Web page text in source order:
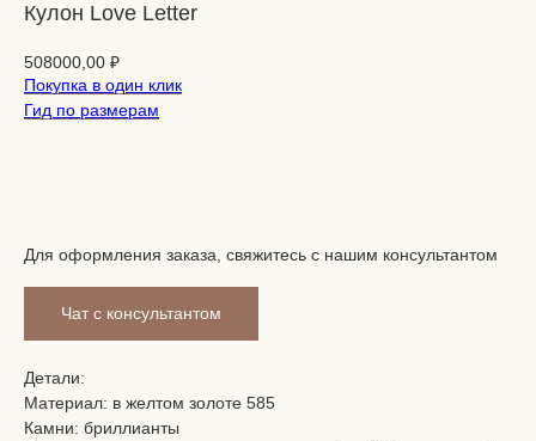
Кулон Love Letter
508000,00 ₽
Покупка в один клик
Гид по размерам
Для оформления заказа, свяжитесь с нашим консультантом
Чат с консультантом
Детали:
Материал: в желтом золоте 585
Камни: бриллианты